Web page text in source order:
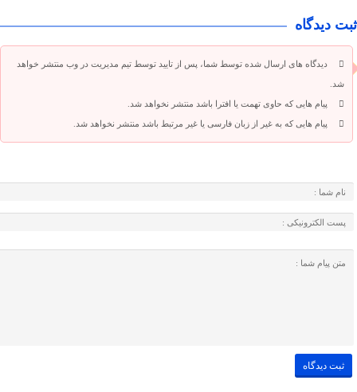
ثبت دیدگاه
دیدگاه های ارسال شده توسط شما، پس از تایید توسط تیم مدیریت در وب منتشر خواهد
شد.
پیام هایی که حاوی تهمت یا افترا باشد منتشر نخواهد شد.
پیام هایی که به غیر از زبان فارسی یا غیر مرتبط باشد منتشر نخواهد شد.